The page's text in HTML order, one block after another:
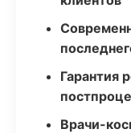
Гарантия
Врачи-